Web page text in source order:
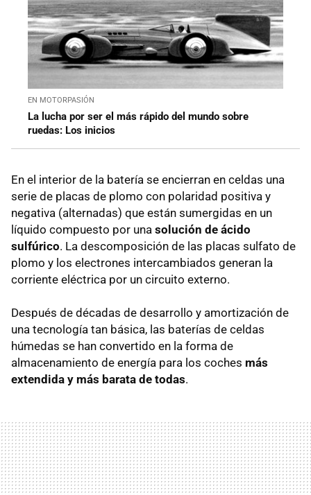
EN MOTORPASIÓN
La lucha por ser el más rápido del mundo sobre
ruedas: Los inicios
En el interior de la batería se encierran en celdas una
serie de placas de plomo con polaridad positiva y
negativa (alternadas) que están sumergidas en un
líquido compuesto por una solución de ácido
sulfúrico. La descomposición de las placas sulfato de
plomo y los electrones intercambiados generan la
corriente eléctrica por un circuito externo.
Después de décadas de desarrollo y amortización de
una tecnología tan básica, las baterías de celdas
húmedas se han convertido en la forma de
almacenamiento de energía para los coches más
extendida y más barata de todas.